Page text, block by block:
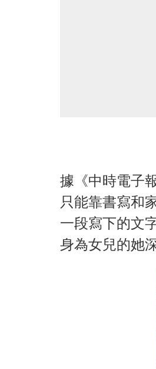
據《中時電子
只能靠書寫和
一段寫下的文
身為女兒的她